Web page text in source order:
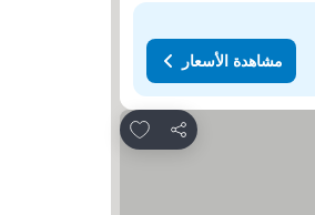
مشاهدة الأسعار
مشاركة
Add to favorites